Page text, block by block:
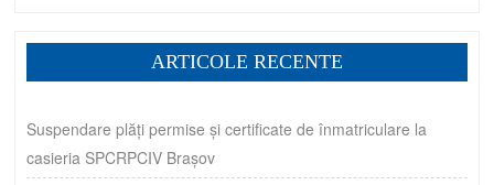
ARTICOLE RECENTE
Suspendare plăți permise și certificate de înmatriculare la
casieria SPCRPCIV Brașov